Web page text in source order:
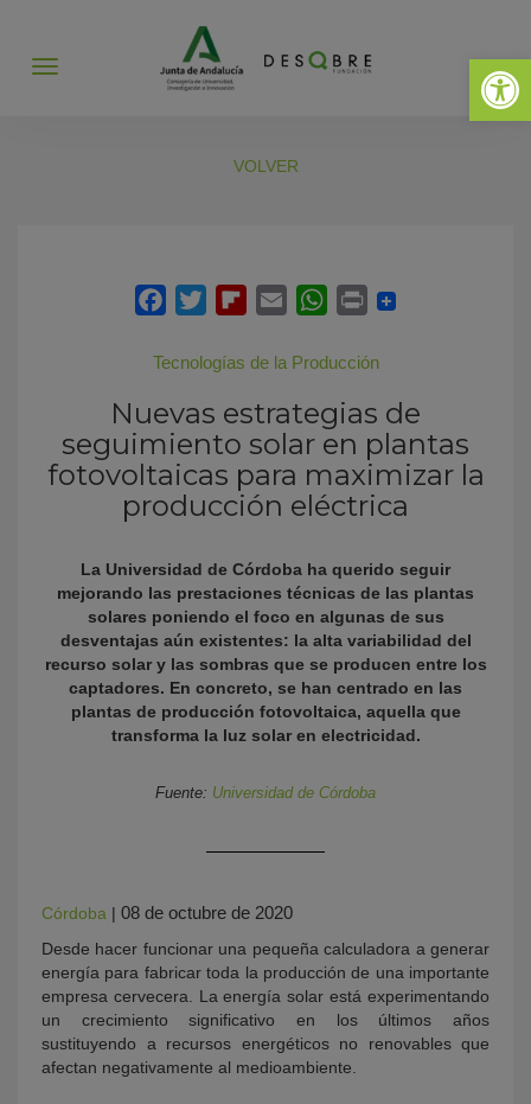
Abrir
Abrir
VOLVER
Tecnologías de la Producción
Nuevas estrategias de
seguimiento solar en plantas
fotovoltaicas para maximizar la
producción eléctrica
La Universidad de Córdoba ha querido seguir
mejorando las prestaciones técnicas de las plantas
solares poniendo el foco en algunas de sus
desventajas aún existentes: la alta variabilidad del
recurso solar y las sombras que se producen entre los
captadores. En concreto, se han centrado en las
plantas de producción fotovoltaica, aquella que
transforma la luz solar en electricidad.
Fuente: Universidad de Córdoba
Córdoba | 08 de octubre de 2020
Desde hacer funcionar una pequeña calculadora a generar
energía para fabricar toda la producción de una importante
empresa cervecera. La energía solar está experimentando
un crecimiento significativo en los últimos años
sustituyendo a recursos energéticos no renovables que
afectan negativamente al medioambiente.